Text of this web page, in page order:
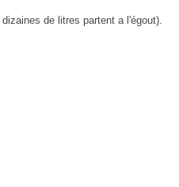
de litres partent a l'égout).